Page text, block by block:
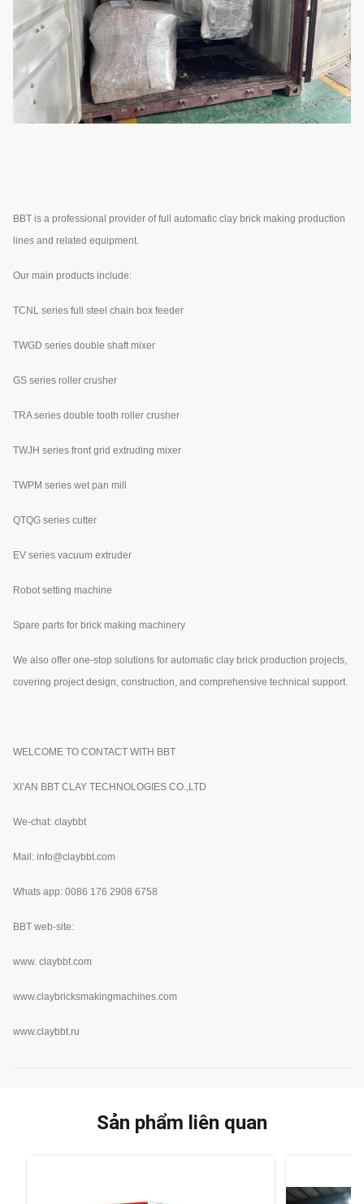
BBT is a professional provider of full automatic clay brick making production
lines and related equipment.
Our main products include:
TCNL series full steel chain box feeder
TWGD series double shaft mixer
GS series roller crusher
TRA series double tooth roller crusher
TWJH series front grid extruding mixer
TWPM series wet pan mill
QTQG series cutter
EV series vacuum extruder
Robot setting machine
Spare parts for brick making machinery
We also offer one-stop solutions for automatic clay brick production projects,
covering project design, construction, and comprehensive technical support.
WELCOME TO CONTACT WITH BBT
XI’AN BBT CLAY TECHNOLOGIES CO.,LTD
We-chat: claybbt
Mail: info@claybbt.com
Whats app: 0086 176 2908 6758
BBT web-site:
www. claybbt.com
www.claybricksmakingmachines.com
www.claybbt.ru
Sản phẩm liên quan